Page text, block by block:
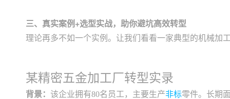
三、真实案例+选型实战，助你避坑高效转型
理论再多不如一个实例。让我们看看一家典型的机械加
某精密五金加工厂转型实录
背景： 该企业拥有80名员工，主要生产非标零件。长期